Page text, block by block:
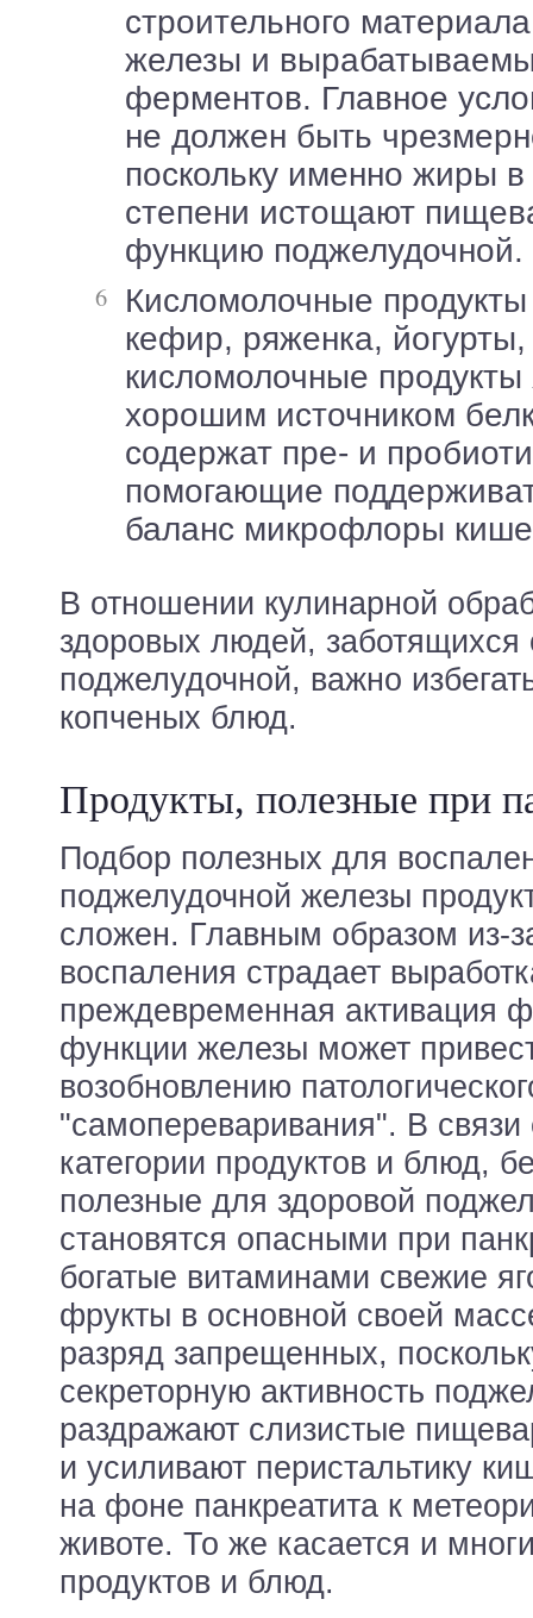
строительного
железы и
ферментов. Главное
не должен быть
поскольку именно жиры
степени истощают
функцию поджелудочной.
Кисломолочные продукты – творог, сыры,
кефир, ряженка,
кисломолочные продукты
хорошим источником
содержат пре- и
помогающие
баланс микрофлоры
В отношении кулинарной
здоровых людей, заботящихся
поджелудочной, важно
копченых блюд.
Продукты, полезные при
Подбор полезных для
поджелудочной железы
сложен. Главным образом из-
воспаления страдает
преждевременная активация
функции железы может
возобновлению
"самопереваривания". В связи
категории продуктов и блюд,
полезные для здоровой
становятся опасными при
богатые витаминами свежие
фрукты в основной своей
разряд запрещенных,
секреторную активность
раздражают слизистые
и усиливают перистальтику
на фоне панкреатита к
животе. То же касается и
продуктов и блюд.